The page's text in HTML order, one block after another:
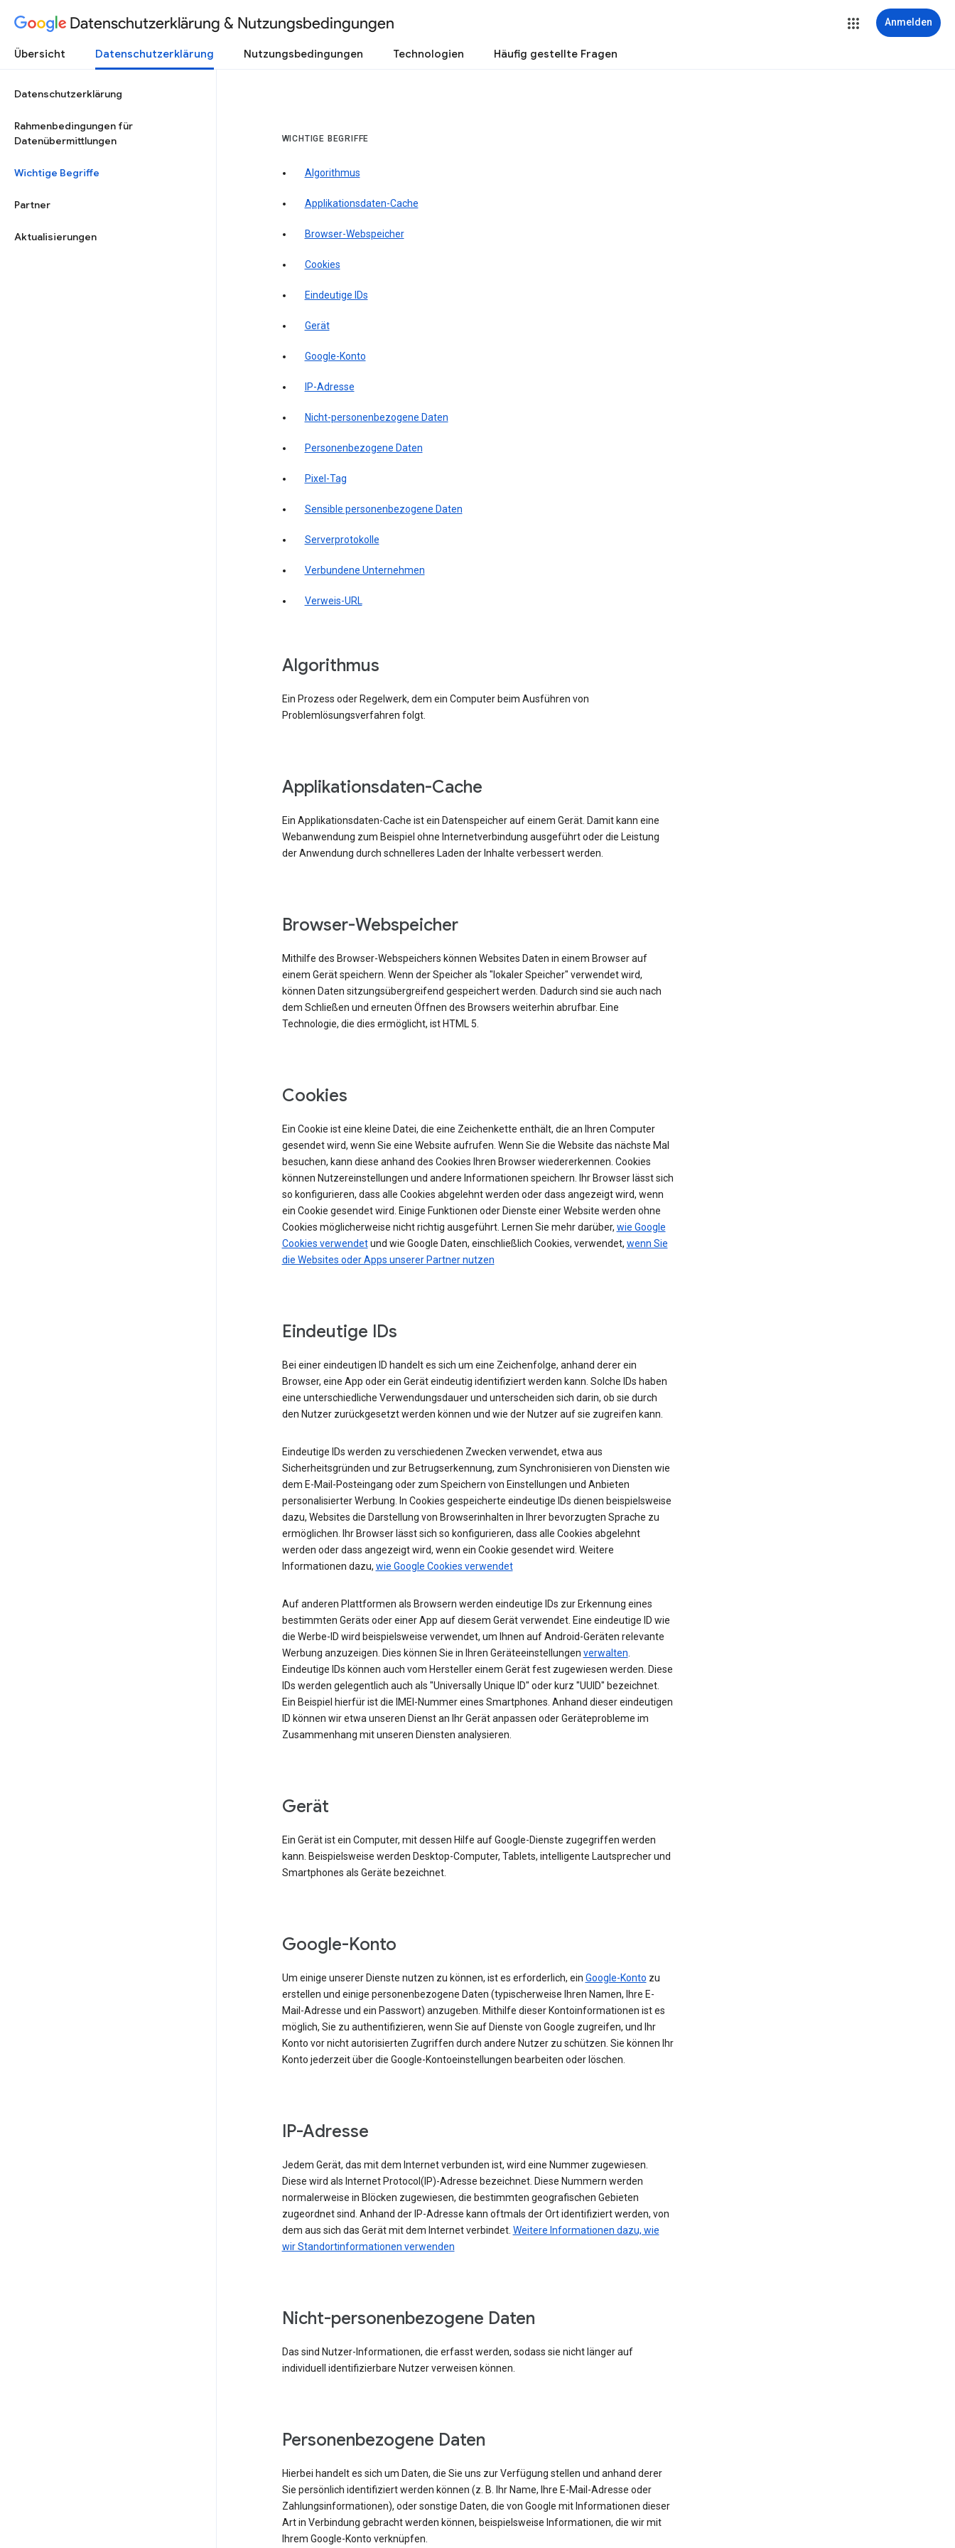
Datenschutzerklärung & Nutzungsbedingungen Anmelden
Übersicht Datenschutzerklärung Nutzungsbedingungen Technologien Häufig gestellte Fragen
Datenschutzerklärung
Rahmenbedingungen für
Datenübermittlungen
Wichtige Begriffe
Partner
Aktualisierungen
WICHTIGE BEGRIFFE
Algorithmus
Applikationsdaten-Cache
Browser-Webspeicher
Cookies
Eindeutige IDs
Gerät
Google-Konto
IP-Adresse
Nicht-personenbezogene Daten
Personenbezogene Daten
Pixel-Tag
Sensible personenbezogene Daten
Serverprotokolle
Verbundene Unternehmen
Verweis-URL
Algorithmus
Ein Prozess oder Regelwerk, dem ein Computer beim Ausführen von
Problemlösungsverfahren folgt.
Applikationsdaten-Cache
Ein Applikationsdaten-Cache ist ein Datenspeicher auf einem Gerät. Damit kann eine
Webanwendung zum Beispiel ohne Internetverbindung ausgeführt oder die Leistung
der Anwendung durch schnelleres Laden der Inhalte verbessert werden.
Browser-Webspeicher
Mithilfe des Browser-Webspeichers können Websites Daten in einem Browser auf
einem Gerät speichern. Wenn der Speicher als "lokaler Speicher" verwendet wird,
können Daten sitzungsübergreifend gespeichert werden. Dadurch sind sie auch nach
dem Schließen und erneuten Öffnen des Browsers weiterhin abrufbar. Eine
Technologie, die dies ermöglicht, ist HTML 5.
Cookies
Ein Cookie ist eine kleine Datei, die eine Zeichenkette enthält, die an Ihren Computer
gesendet wird, wenn Sie eine Website aufrufen. Wenn Sie die Website das nächste Mal
besuchen, kann diese anhand des Cookies Ihren Browser wiedererkennen. Cookies
können Nutzereinstellungen und andere Informationen speichern. Ihr Browser lässt sich
so konfigurieren, dass alle Cookies abgelehnt werden oder dass angezeigt wird, wenn
ein Cookie gesendet wird. Einige Funktionen oder Dienste einer Website werden ohne
Cookies möglicherweise nicht richtig ausgeführt. Lernen Sie mehr darüber, wie Google
Cookies verwendetund wie Google Daten, einschließlich Cookies, verwendet, wenn Sie
die Websites oder Apps unserer Partner nutzen
Eindeutige IDs
Bei einer eindeutigen ID handelt es sich um eine Zeichenfolge, anhand derer ein
Browser, eine App oder ein Gerät eindeutig identifiziert werden kann. Solche IDs haben
eine unterschiedliche Verwendungsdauer und unterscheiden sich darin, ob sie durch
den Nutzer zurückgesetzt werden können und wie der Nutzer auf sie zugreifen kann.
Eindeutige IDs werden zu verschiedenen Zwecken verwendet, etwa aus
Sicherheitsgründen und zur Betrugserkennung, zum Synchronisieren von Diensten wie
dem E-Mail-Posteingang oder zum Speichern von Einstellungen und Anbieten
personalisierter Werbung. In Cookies gespeicherte eindeutige IDs dienen beispielsweise
dazu, Websites die Darstellung von Browserinhalten in Ihrer bevorzugten Sprache zu
ermöglichen. Ihr Browser lässt sich so konfigurieren, dass alle Cookies abgelehnt
werden oder dass angezeigt wird, wenn ein Cookie gesendet wird. Weitere
Informationen dazu, wie Google Cookies verwendet
Auf anderen Plattformen als Browsern werden eindeutige IDs zur Erkennung eines
bestimmten Geräts oder einer App auf diesem Gerät verwendet. Eine eindeutige ID wie
die Werbe-ID wird beispielsweise verwendet, um Ihnen auf Android-Geräten relevante
Werbung anzuzeigen. Dies können Sie in Ihren Geräteeinstellungen verwalten.
Eindeutige IDs können auch vom Hersteller einem Gerät fest zugewiesen werden. Diese
IDs werden gelegentlich auch als "Universally Unique ID" oder kurz "UUID" bezeichnet.
Ein Beispiel hierfür ist die IMEI-Nummer eines Smartphones. Anhand dieser eindeutigen
ID können wir etwa unseren Dienst an Ihr Gerät anpassen oder Geräteprobleme im
Zusammenhang mit unseren Diensten analysieren.
Gerät
Ein Gerät ist ein Computer, mit dessen Hilfe auf Google-Dienste zugegriffen werden
kann. Beispielsweise werden Desktop-Computer, Tablets, intelligente Lautsprecher und
Smartphones als Geräte bezeichnet.
Google-Konto
Um einige unserer Dienste nutzen zu können, ist es erforderlich, ein Google-Konto zu
erstellen und einige personenbezogene Daten (typischerweise Ihren Namen, Ihre E-
Mail-Adresse und ein Passwort) anzugeben. Mithilfe dieser Kontoinformationen ist es
möglich, Sie zu authentifizieren, wenn Sie auf Dienste von Google zugreifen, und Ihr
Konto vor nicht autorisierten Zugriffen durch andere Nutzer zu schützen. Sie können Ihr
Konto jederzeit über die Google-Kontoeinstellungen bearbeiten oder löschen.
IP-Adresse
Jedem Gerät, das mit dem Internet verbunden ist, wird eine Nummer zugewiesen.
Diese wird als Internet Protocol(IP)-Adresse bezeichnet. Diese Nummern werden
normalerweise in Blöcken zugewiesen, die bestimmten geografischen Gebieten
zugeordnet sind. Anhand der IP-Adresse kann oftmals der Ort identifiziert werden, von
dem aus sich das Gerät mit dem Internet verbindet. Weitere Informationen dazu, wie
wir Standortinformationen verwenden
Nicht-personenbezogene Daten
Das sind Nutzer-Informationen, die erfasst werden, sodass sie nicht länger auf
individuell identifizierbare Nutzer verweisen können.
Personenbezogene Daten
Hierbei handelt es sich um Daten, die Sie uns zur Verfügung stellen und anhand derer
Sie persönlich identifiziert werden können (z. B. Ihr Name, Ihre E-Mail-Adresse oder
Zahlungsinformationen), oder sonstige Daten, die von Google mit Informationen dieser
Art in Verbindung gebracht werden können, beispielsweise Informationen, die wir mit
Ihrem Google-Konto verknüpfen.